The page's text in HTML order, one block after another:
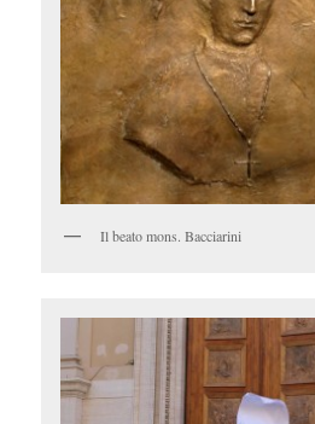
Il beato mons. Bacciarini